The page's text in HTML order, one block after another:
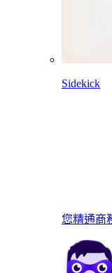
Sidekick
您精通商